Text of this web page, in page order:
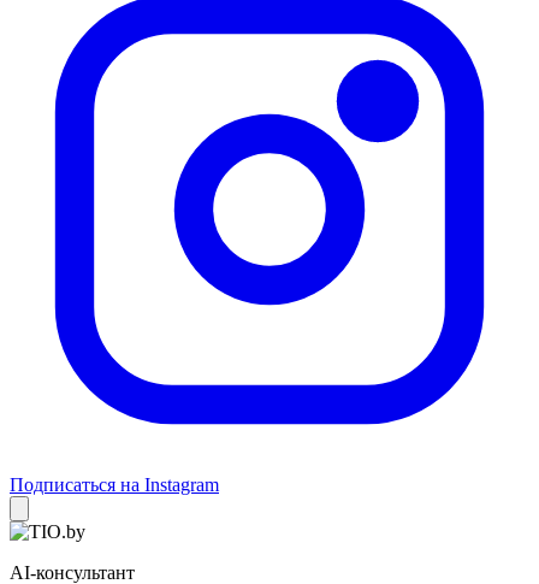
Подписаться на Instagram
AI-консультант